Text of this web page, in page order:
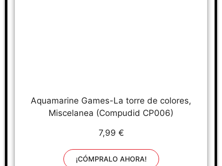
Aquamarine Games-La torre de colores,
Miscelanea (Compudid CP006)
7,99 €
¡CÓMPRALO AHORA!